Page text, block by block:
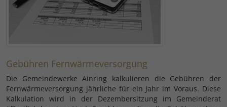
Gebühren Fernwärmeversorgung
Die Gemeindewerke Ainring kalkulieren die Gebühren der
Fernwärmeversorgung jährliche für ein Jahr im Voraus. Diese
Kalkulation wird in der Dezembersitzung im Gemeinderat